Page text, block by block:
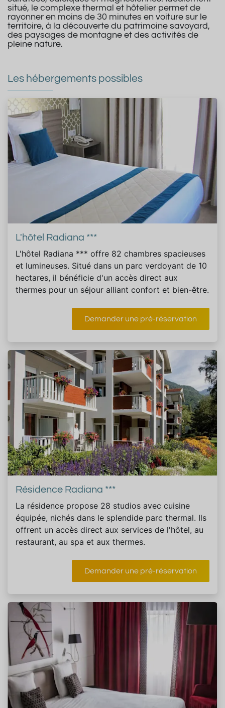
situé, le complexe thermal et hôtelier permet de
rayonner en moins de 30 minutes en voiture sur le
territoire, à la découverte du patrimoine savoyard,
des paysages de montagne et des activités de
pleine nature.
Les hébergements possibles
L'hôtel Radiana ***
L'hôtel Radiana *** offre 82 chambres spacieuses
et lumineuses. Situé dans un parc verdoyant de 10
hectares, il bénéficie d'un accès direct aux
thermes pour un séjour alliant confort et bien-être.
Demander une pré-réservation
Résidence Radiana ***
La résidence propose 28 studios avec cuisine
équipée, nichés dans le splendide parc thermal. Ils
offrent un accès direct aux services de l'hôtel, au
restaurant, au spa et aux thermes.
Demander une pré-réservation